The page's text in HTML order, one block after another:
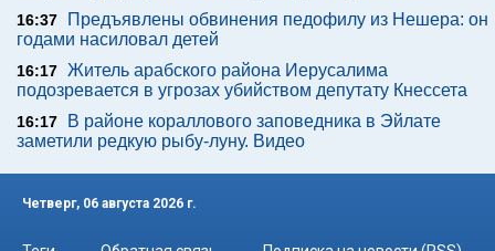
16:37
Предъявлены обвинения педофилу из Нешера: он
годами насиловал детей
16:17 Житель арабского района Иерусалима
подозревается в угрозах убийством депутату Кнессета
16:17
В районе кораллового заповедника в Эйлате
заметили редкую рыбу-луну. Видео
Четверг, 06 августа 2026 г.